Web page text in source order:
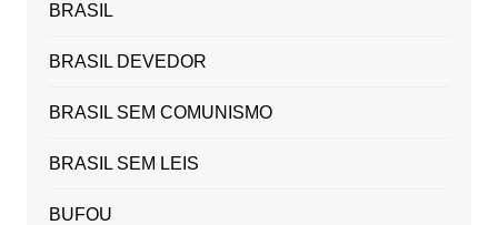
BRASIL
BRASIL DEVEDOR
BRASIL SEM COMUNISMO
BRASIL SEM LEIS
BUFOU